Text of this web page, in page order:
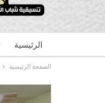
الرئيسية
الصفحة الرئيسية